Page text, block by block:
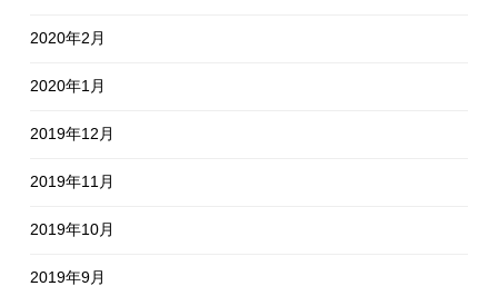
2020年2月
2020年1月
2019年12月
2019年11月
2019年10月
2019年9月